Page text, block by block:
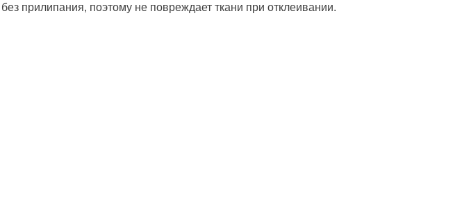
прилипания, поэтому не повреждает ткани при отклеивании.